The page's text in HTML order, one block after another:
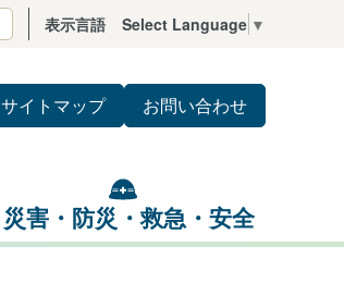
サイトマップ お問い合わせ
災害・防災・救急・安全
表示言語 Select Language ▼